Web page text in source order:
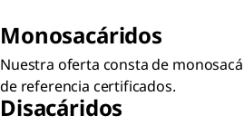
Monosacáridos
Nuestra oferta consta de
de referencia certificados.
Disacáridos